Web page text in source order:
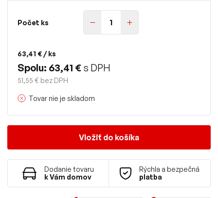
Počet ks
63,41 € / ks
Spolu: 63,41 € s DPH
51,55 € bez DPH
Tovar nie je skladom
Vložiť do košíka
Dodanie tovaru
k Vám domov
Rýchla a bezpečná
platba